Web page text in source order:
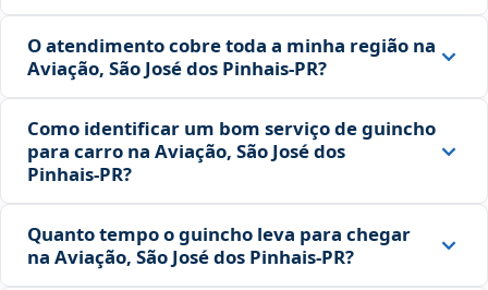
O atendimento cobre toda a minha região na
Aviação, São José dos Pinhais‑PR?
Como identificar um bom serviço de guincho
para carro na Aviação, São José dos
Pinhais‑PR?
Quanto tempo o guincho leva para chegar
na Aviação, São José dos Pinhais‑PR?